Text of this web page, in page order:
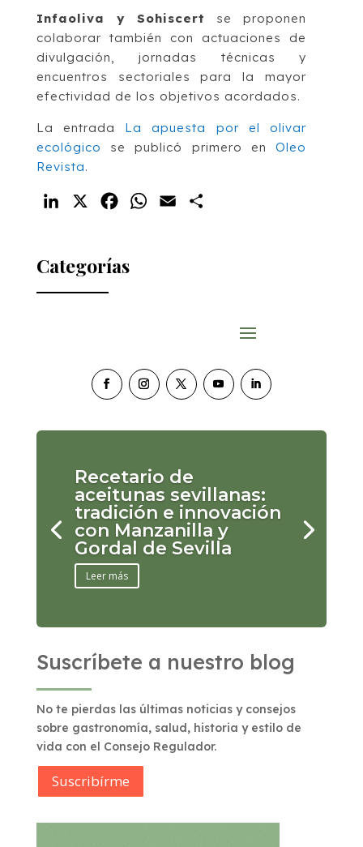
Infaoliva y Sohiscert
se proponen
colaborar también con actuaciones de
divulgación, jornadas técnicas y
encuentros sectoriales para la mayor
efectividad de los objetivos acordados.
La entrada La apuesta por el olivar
ecológico se publicó primero enOleo
Revista.
LinkedIn FacebookWhatsApp
Email
Categorías
Recetario de
aceitunas sevillanas:
tradición e innovación
con Manzanilla y
Gordal de Sevilla
Leer más
Suscríbete a nuestro blog
No te pierdas las últimas noticias y consejos
sobre gastronomía, salud, historia y estilo de
vida con el Consejo Regulador.
Suscribírme